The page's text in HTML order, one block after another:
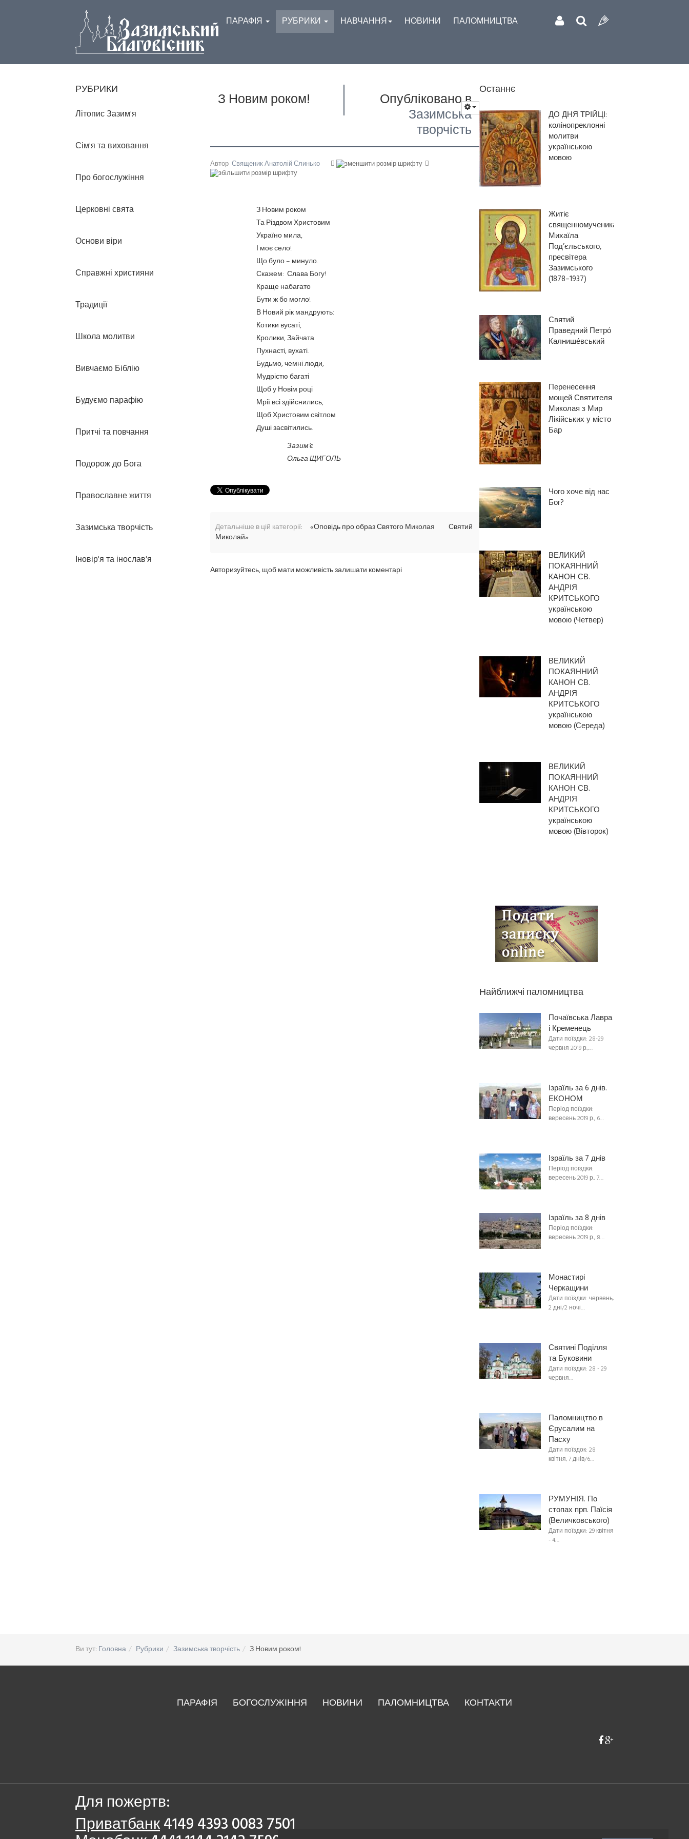
ПАРАФІЯ РУБРИКИ НАВЧАННЯ НОВИНИ ПАЛОМНИЦТВА
З Новим роком! Опубліковано в
Зазимська
творчість
Автор Священик Анатолій Слинько
З Новим роком
Та Різдвом Христовим
Україно мила,
І моє село!
Що було – минуло.
Скажем: Слава Богу!
Краще набагато
Бути ж бо могло!
В Новий рік мандрують:
Котики вусаті,
Кролики, Зайчата
Пухнасті, вухаті.
Будьмо, чемні люди,
Мудрістю багаті
Щоб у Новім році
Мрії всі здійснились,
Щоб Христовим світлом
Душі засвітились.
Зазим’є
Ольга ЩИГОЛЬ
Детальніше в цій категорії: «Оповідь про образ Святого Миколая
Святий
Миколай»
Авторизуйтесь, щоб мати можливість залишати коментарі
РУБРИКИ
Літопис Зазим'я
Сім'я та виховання
Про богослужіння
Церковні свята
Основи віри
Справжні християни
Традиції
Школа молитви
Вивчаємо Біблію
Будуємо парафію
Притчі та повчання
Подорож до Бога
Православне життя
Зазимська творчість
Іновір'я та інослав'я
Останнє
ДО ДНЯ ТРІЙЦІ:
колінопреклонні
молитви
українською
мовою
Житіє
священномученика
Михаїла
Под’єльського,
пресвітера
Зазимського
(1878–1937)
Святий
Праведний Петро́
Калнише́вський
Перенесення
мощей Святителя
Миколая з Мир
Лікійських у місто
Бар
Чого хоче від нас
Бог?
ВЕЛИКИЙ
ПОКАЯННИЙ
КАНОН СВ.
АНДРІЯ
КРИТСЬКОГО
українською
мовою (Четвер)
ВЕЛИКИЙ
ПОКАЯННИЙ
КАНОН СВ.
АНДРІЯ
КРИТСЬКОГО
українською
мовою (Середа)
ВЕЛИКИЙ
ПОКАЯННИЙ
КАНОН СВ.
АНДРІЯ
КРИТСЬКОГО
українською
мовою (Вівторок)
Найближчі паломництва
Почаївська Лавра
і Кременець
Дати поїздки: 28-29
червня 2019 р.,…
Ізраїль за 6 днів.
ЕКОНОМ
Період поїздки:
вересень 2019 р., 6…
Ізраїль за 7 днів
Період поїздки:
вересень 2019 р., 7…
Ізраїль за 8 днів
Період поїздки:
вересень 2019 р., 8…
Монастирі
Черкащини
Дати поїздки: червень,
2 дні/2 ночі…
Святині Поділля
та Буковини
Дати поїздки: 28 - 29
червня…
Паломництво в
Єрусалим на
Пасху
Дати поїздок: 28
квітня, 7 днів/6…
РУМУНІЯ. По
стопах прп. Паїсія
(Величковського)
Дати поїздки: 29 квітня
- 4…
Ви тут: Головна Рубрики Зазимська творчість З Новим роком!
ПАРАФІЯ БОГОСЛУЖІННЯ НОВИНИ ПАЛОМНИЦТВА КОНТАКТИ
Для пожертв:
Приватбанк4149 4393 0083 7501